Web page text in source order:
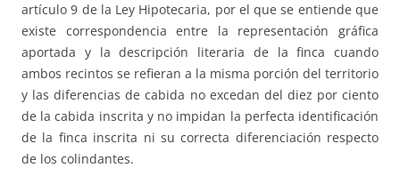
artículo 9 de la Ley Hipotecaria, por el que se entiende que
existe correspondencia entre la representación gráfica
aportada y la descripción literaria de la finca cuando
ambos recintos se refieran a la misma porción del territorio
y las diferencias de cabida no excedan del diez por ciento
de la cabida inscrita y no impidan la perfecta identificación
de la finca inscrita ni su correcta diferenciación respecto
de los colindantes.